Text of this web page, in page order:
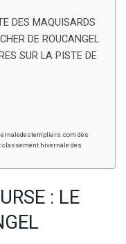
DES MAQUISARDS
DE ROUCANGEL
SUR LA PISTE DE
dès
hivernale des
: LE